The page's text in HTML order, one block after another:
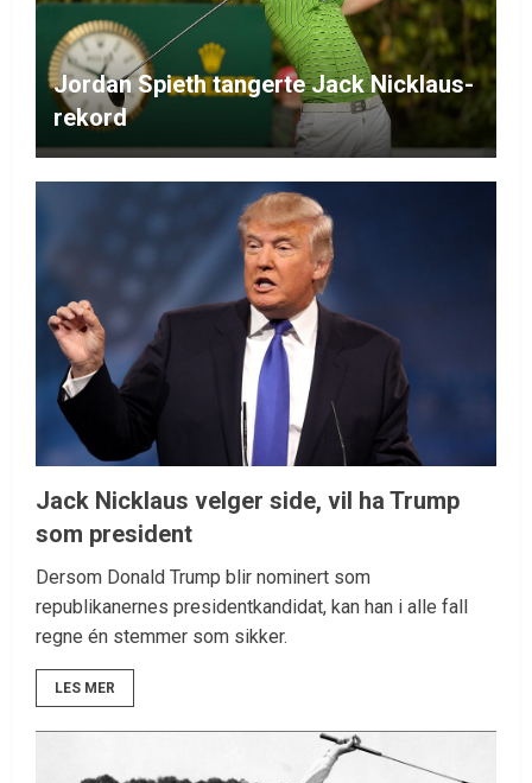
Jordan Spieth tangerte Jack Nicklaus-
rekord
Jack Nicklaus velger side, vil ha Trump
som president
Dersom Donald Trump blir nominert som
republikanernes presidentkandidat, kan han i alle fall
regne én stemmer som sikker.
LES MER